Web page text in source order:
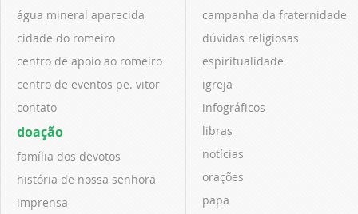
água mineral aparecida
cidade do romeiro
centro de apoio ao romeiro
centro de eventos pe. vitor
contato
doação
família dos devotos
história de nossa senhora
imprensa
campanha da fraternidade
dúvidas religiosas
espiritualidade
igreja
infográficos
libras
notícias
orações
papa